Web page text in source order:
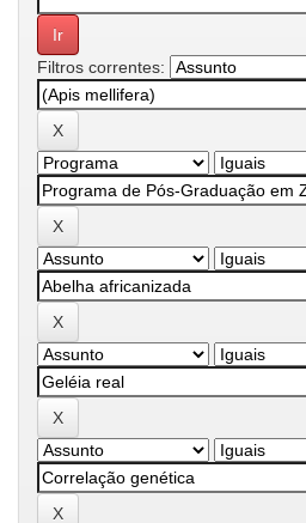
Filtros correntes: